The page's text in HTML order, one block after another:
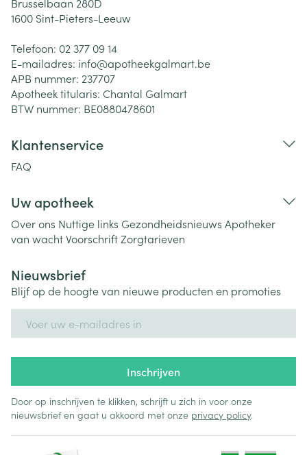
1600 Sint-Pieters-Leeuw
Telefoon: 02 377 09 14
E-mailadres: info@apotheekgalmart.be
APB nummer: 237707
Apotheek titularis: Chantal Galmart
BTW nummer: BE0880478601
Klantenservice
FAQ
Uw apotheek
Over ons Nuttige links Gezondheidsnieuws Apotheker
van wachtVoorschriftZorgtarieven
Nieuwsbrief
Blijf op de hoogte van nieuwe producten en promoties
Inschrijven
Door op inschrijven te klikken, schrijft u zich in voor onze
nieuwsbrief en gaat u akkoord met onze privacy policy.